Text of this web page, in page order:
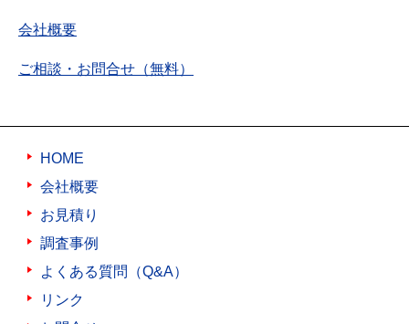
会社概要
ご相談・お問合せ（無料）
HOME
会社概要
お見積り
調査事例
よくある質問（Q&A）
リンク